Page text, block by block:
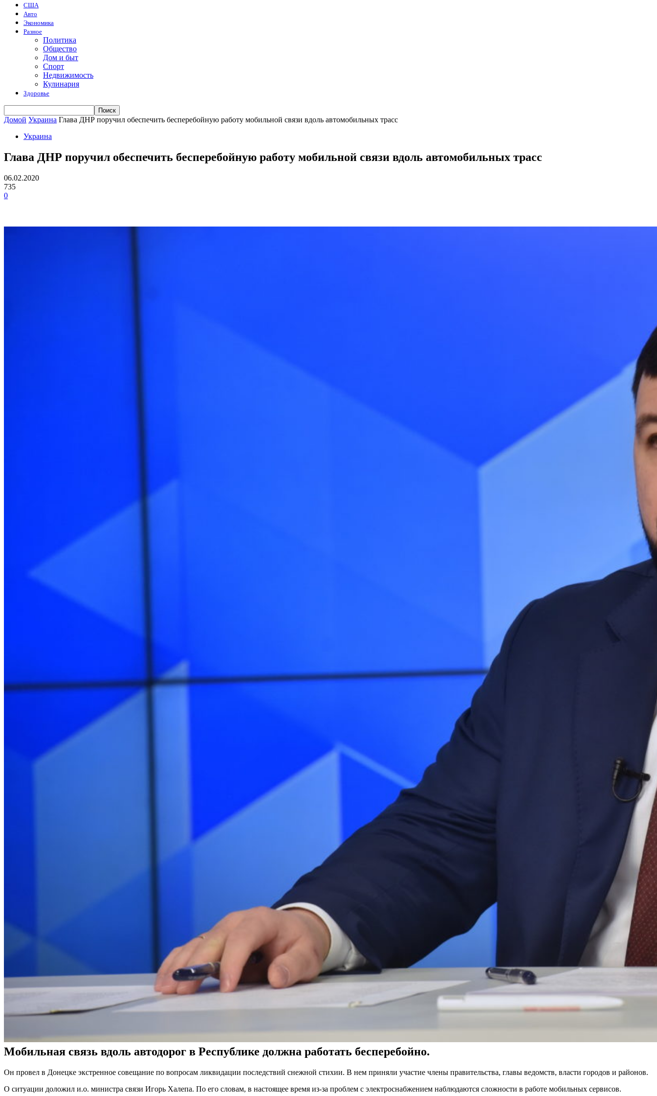
США
Авто
Экономика
Разное
Политика
Общество
Дом и быт
Спорт
Недвижимость
Кулинария
Здоровье
Домой Украина Глава ДНР поручил обеспечить бесперебойную работу мобильной связи вдоль автомобильных трасс
Украина
Глава ДНР поручил обеспечить бесперебойную работу мобильной связи вдоль автомобильных трасс
06.02.2020
735
0
Мобильная связь вдоль автодорог в Республике должна работать бесперебойно.
Он провел в Донецке экстренное совещание по вопросам ликвидации последствий снежной стихии. В нем приняли участие члены правительства, главы ведомств, власти городов и районов.
О ситуации доложил и.о. министра связи Игорь Халепа. По его словам, в настоящее время из-за проблем с электроснабжением наблюдаются сложности в работе мобильных сервисов.